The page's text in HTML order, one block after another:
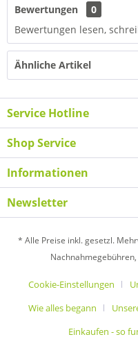
Bewertungen
0
Bewertungen lesen,
Ähnliche Artikel
Service Hotline
Shop Service
Informationen
Newsletter
* Alle Preise inkl. gesetzl.
Cookie-Einstellungen
Wie alles begann
Einkaufen - so